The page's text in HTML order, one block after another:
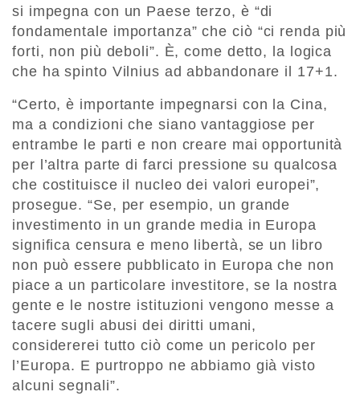
si impegna con un Paese terzo, è “di
fondamentale importanza” che ciò “ci renda più
forti, non più deboli”. È, come detto, la logica
che ha spinto Vilnius ad abbandonare il 17+1.
“Certo, è importante impegnarsi con la Cina,
ma a condizioni che siano vantaggiose per
entrambe le parti e non creare mai opportunità
per l’altra parte di farci pressione su qualcosa
che costituisce il nucleo dei valori europei”,
prosegue. “Se, per esempio, un grande
investimento in un grande media in Europa
significa censura e meno libertà, se un libro
non può essere pubblicato in Europa che non
piace a un particolare investitore, se la nostra
gente e le nostre istituzioni vengono messe a
tacere sugli abusi dei diritti umani,
considererei tutto ciò come un pericolo per
l’Europa. E purtroppo ne abbiamo già visto
alcuni segnali”.